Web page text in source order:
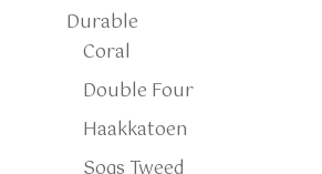
Durable
Coral
Double Four
Haakkatoen